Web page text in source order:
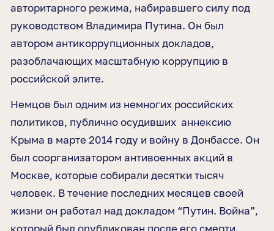
авторитарного режима, набиравшего силу под
руководством Владимира Путина. Он был
автором антикоррупционных докладов,
разоблачающих масштабную коррупцию в
российской элите.
Немцов был одним из немногих российских
политиков, публично осудивших аннексию
Крыма в марте 2014 году и войну в Донбассе. Он
был соорганизатором антивоенных акций в
Москве, которые собирали десятки тысяч
человек. В течение последних месяцев своей
жизни он работал над докладом “Путин. Война”,
который был опубликован после его смерти.